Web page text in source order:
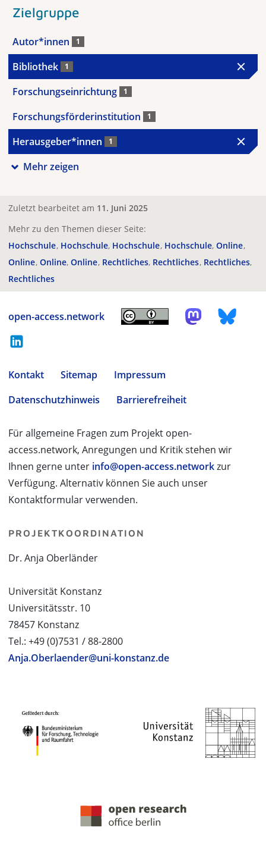
Zielgruppe
Autor*innen 1
Bibliothek 1
Forschungseinrichtung 1
Forschungsförderinstitution 1
Herausgeber*innen 1
Mehr zeigen
Zuletzt bearbeitet am 11. Juni 2025
Mehr zu den Themen dieser Seite:
Hochschule Hochschule Hochschule Hochschule Online
Online Online Online Rechtliches Rechtliches Rechtliches
Rechtliches
open-access.network
Kontakt Sitemap
Impressum
Datenschutzhinweis
Barrierefreiheit
Für allgemeine Fragen zum Projekt open-
access.network, Anregungen und Kritik stehen wir
Ihnen gerne unter info@open-access.networkzur
Verfügung. Alternativ können Sie auch unser
Kontaktformular verwenden.
PROJEKTKOORDINATION
Dr. Anja Oberländer
Universität Konstanz
Universitätsstr. 10
78457 Konstanz
Tel.: +49 (0)7531 / 88-2800
Anja.Oberlaender@uni-konstanz.de